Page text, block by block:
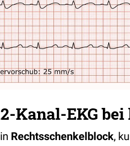
Kanal-EKG
Rechtsschenkelblock,